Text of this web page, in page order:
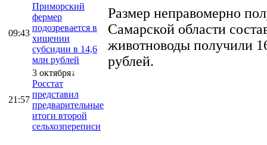
09:43
Приморский
фермер
подозревается в
хищении
субсидии в 14,6
млн рублей
21:57
3 октября↓
Росстат
представил
предварительные
итоги второй
сельхозпереписи
Размер неправомерно
Самарской области
животноводы получили
рублей.